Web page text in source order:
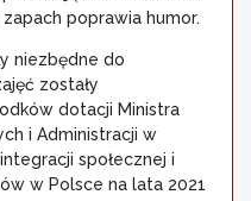
poprawia humor.
niezbędne do
zostały
dotacji Ministra
i Administracji w
społecznej i
w Polsce na lata 2021